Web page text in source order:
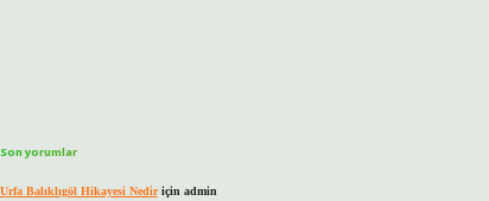
Son yorumlar
Urfa Balıklıgöl Hikayesi Nediriçin admin